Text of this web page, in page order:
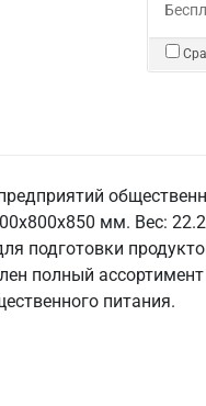
мм. Вес:
подготовки
полный
питания.